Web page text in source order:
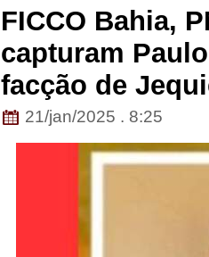
FICCO Bahia,
capturam
facção de
21/jan/2025 . 8:25